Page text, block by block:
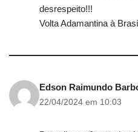
desrespeito!!!
Volta Adamantina à
Edson Raimundo
22/04/2024 em 10:03